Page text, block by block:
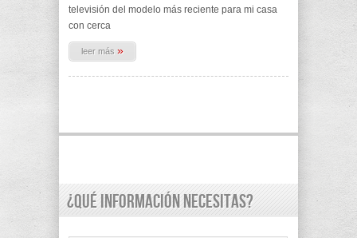
televisión del modelo más reciente para mi casa
con cerca
leer más »
¿Qué información necesitas?